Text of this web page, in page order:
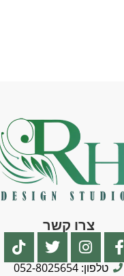
צרו קשר
טלפון: 052-8025654